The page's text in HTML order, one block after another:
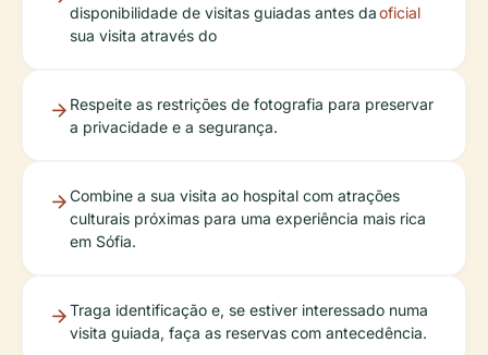
disponibilidade de visitas guiadas antes da
sua visita através do
oficial
Respeite as restrições de fotografia para preservar
a privacidade e a segurança.
Combine a sua visita ao hospital com atrações
culturais próximas para uma experiência mais rica
em Sófia.
Traga identificação e, se estiver interessado numa
visita guiada, faça as reservas com antecedência.